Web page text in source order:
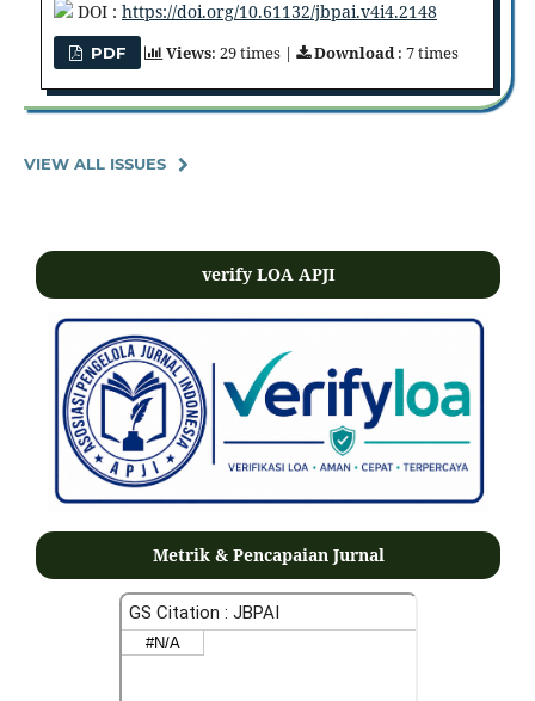
DOI : https://doi.org/10.61132/jbpai.v4i4.2148
PDF Views: 29 times | Download: 7 times
VIEW ALL ISSUES
verify LOA APJI
Metrik & Pencapaian Jurnal